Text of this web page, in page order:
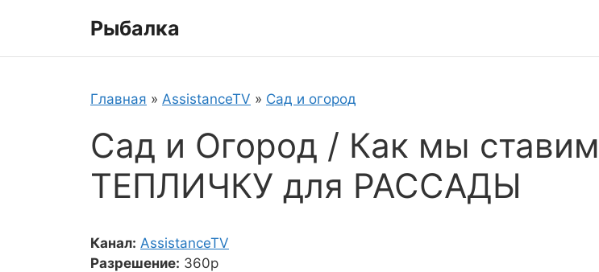
Рыбалка
Главная » AssistanceTV » Сад и огород
Сад и Огород / Как мы ставим
ТЕПЛИЧКУ для РАССАДЫ
Канал: AssistanceTV
Разрешение: 360p